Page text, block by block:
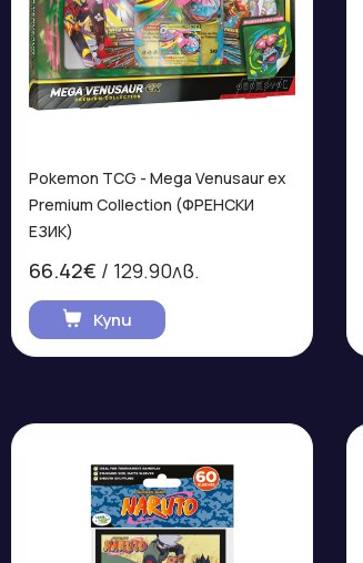
Pokemon TCG - Mega Venusaur ex
Premium Collection (ФРЕНСКИ
ЕЗИК)
66.42€ / 129.90лв.
Купи